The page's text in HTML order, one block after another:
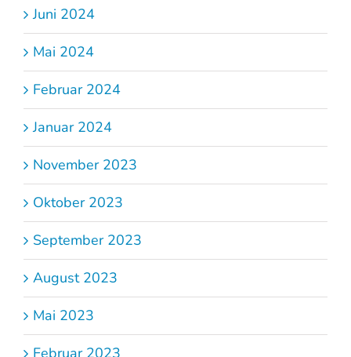
Juni 2024
Mai 2024
Februar 2024
Januar 2024
November 2023
Oktober 2023
September 2023
August 2023
Mai 2023